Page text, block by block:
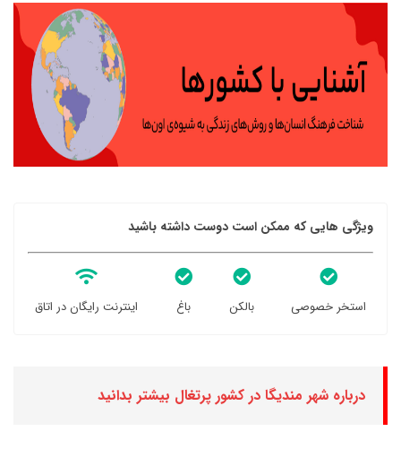
ویژگی هایی که ممکن است دوست داشته باشید
استخر خصوصی بالکن باغ اینترنت رایگان در اتاق
درباره شهر مندیگا در کشور پرتغال بیشتر بدانید